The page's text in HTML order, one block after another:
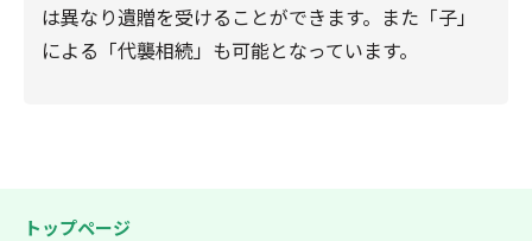
は異なり遺贈を受けることができます。また「子」
による「代襲相続」も可能となっています。
トップページ